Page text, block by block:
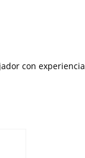
con experiencia